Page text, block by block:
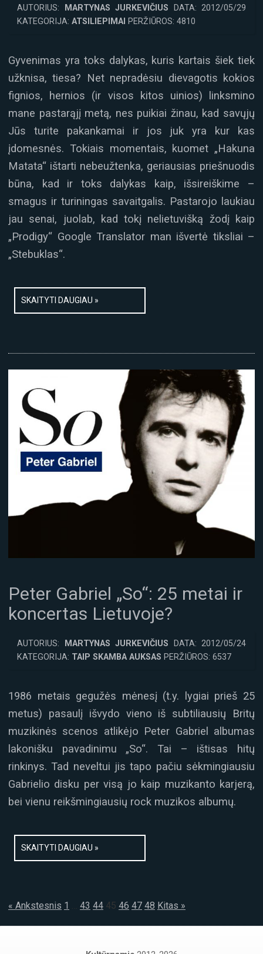
AUTORIUS: MARTYNAS JURKEVIČIUS DATA: 2012/05/29
KATEGORIJA: ATSILIEPIMAI PERŽIŪROS: 4810
Gyvenimas yra toks dalykas, kuris kartais šiek tiek
užknisa, tiesa? Net nepradėsiu dievagotis kokios
fignios, hernios (ir visos kitos uinios) linksmino
mane pastarąjį metą, nes puikiai žinau, kad savųjų
Jūs turite pakankamai ir jos juk yra kur kas
įdomesnės. Tokiais momentais, kuomet „Hakuna
Matata“ ištarti nebeužtenka, geriausias priešnuodis
būna, kad ir toks dalykas kaip, išsireiškime –
smagus ir turiningas savaitgalis. Pastarojo laukiau
jau senai, juolab, kad tokį nelietuvišką žodį kaip
„Prodigy“ Google Translator man išvertė tiksliai –
„Stebuklas“.
SKAITYTI DAUGIAU »
Peter Gabriel „So“: 25 metai ir
koncertas Lietuvoje?
AUTORIUS: MARTYNAS JURKEVIČIUS DATA: 2012/05/24
KATEGORIJA: TAIP SKAMBA AUKSAS PERŽIŪROS: 6537
1986 metais gegužės mėnesį (t.y. lygiai prieš 25
metus) pasaulį išvydo vieno iš subtiliausių Britų
muzikinės scenos atlikėjo Peter Gabriel albumas
lakonišku pavadinimu „So“. Tai – ištisas hitų
rinkinys. Tad neveltui jis tapo pačiu sėkmingiausiu
Gabrielio disku per visą jo kaip muzikanto karjerą,
bei vienu reikšmingiausių rock muzikos albumų.
SKAITYTI DAUGIAU »
« Ankstesnis 1 43 44 45 46 47 48 Kitas »